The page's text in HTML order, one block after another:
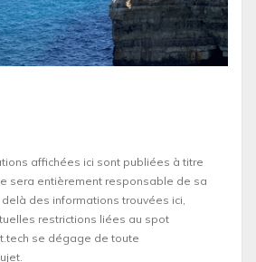
affichées ici sont publiées à titre
sera entièrement responsable de sa
des informations trouvées ici,
restrictions liées au spot
se dégage de toute